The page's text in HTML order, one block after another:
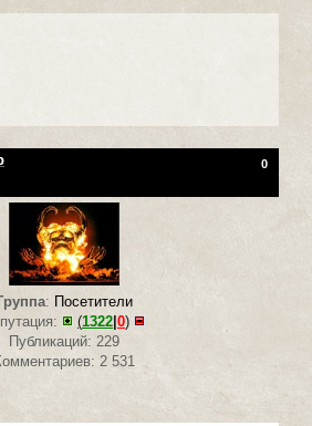
0
: Посетители
(1322 0)
Публикаций: 229
2 531